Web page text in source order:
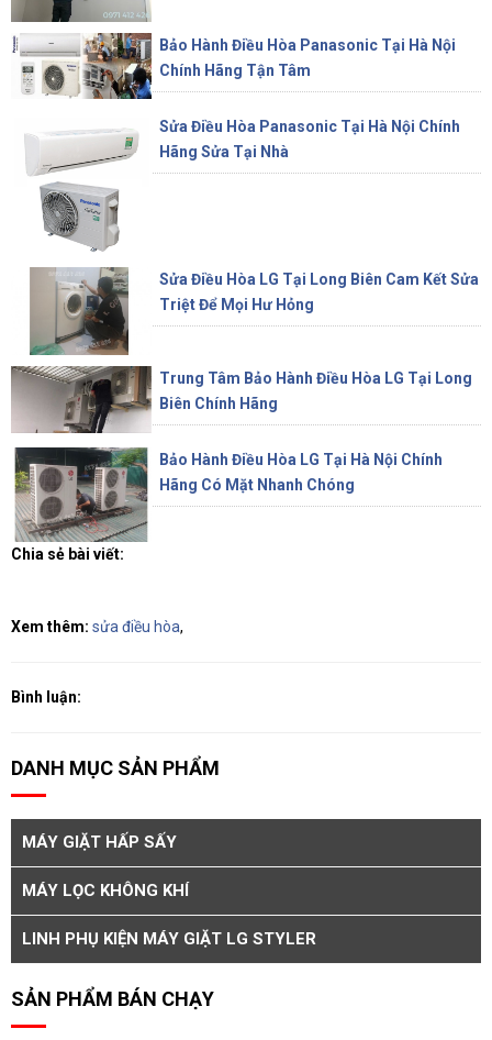
Bảo Hành Điều Hòa Panasonic Tại Hà Nội
Chính Hãng Tận Tâm
Sửa Điều Hòa Panasonic Tại Hà Nội Chính
Hãng Sửa Tại Nhà
Sửa Điều Hòa LG Tại Long Biên Cam Kết Sửa
Triệt Để Mọi Hư Hỏng
Trung Tâm Bảo Hành Điều Hòa LG Tại Long
Biên Chính Hãng
Bảo Hành Điều Hòa LG Tại Hà Nội Chính
Hãng Có Mặt Nhanh Chóng
Chia sẻ bài viết:
Xem thêm: sửa điều hòa,
Bình luận:
DANH MỤC SẢN PHẨM
MÁY GIẶT HẤP SẤY
MÁY LỌC KHÔNG KHÍ
LINH PHỤ KIỆN MÁY GIẶT LG STYLER
SẢN PHẨM BÁN CHẠY